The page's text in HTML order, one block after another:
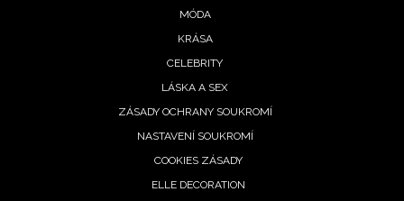
MÓDA
KRÁSA
CELEBRITY
LÁSKA A SEX
ZÁSADY OCHRANY SOUKROMÍ
NASTAVENÍ SOUKROMÍ
COOKIES ZÁSADY
ELLE DECORATION